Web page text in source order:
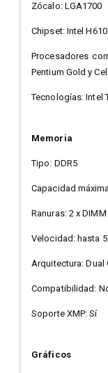
Zócalo: LGA1700
Chipset: Intel H610
Procesadores
Pentium Gold y
Tecnologías: Intel
Memoria
Tipo: DDR5
Capacidad
Ranuras: 2 x DIMM
Velocidad: hasta
Arquitectura: Dual
Compatibilidad:
Soporte XMP: Sí
Gráficos